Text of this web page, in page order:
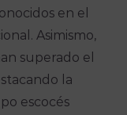
en el
Asimismo,
superado el
la
escocés